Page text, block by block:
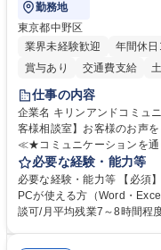
勤務地
東京都中野区
業界未経験歓迎
年間休
賞与あり
交通費支給
仕事の内容
企業名 キリンアンドコミュニケーショ
客様相談室】お客様のお声をもと
≪★コミュニケーションを
お客様のお声をより良い商
様相談室でのお仕事です。 日々お客様からいただくキリングループへのご
意見を、企業活動に活かし
って対応、情報提供すると
必要な経験・能力等
必要な経験・能力等 【必須
PCが使える方（Word・
談可/月平均残業7～8時間程度 【入社後の研修】着任から1か月は電話対